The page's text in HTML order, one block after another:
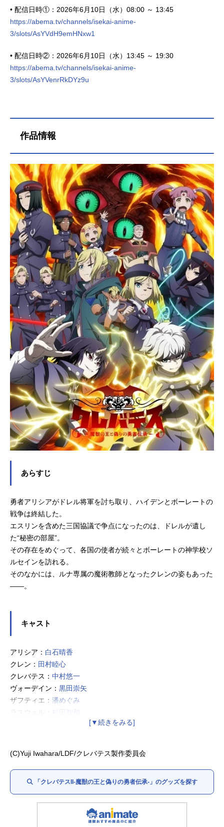
• 配信日時①：2026年6月10日（水）08:00 ～ 13:45
https://abema.tv/channels/isekai-anime-
3/slots/AsYVdH9emHNxw1
• 配信日時②：2026年6月10日（水）13:45 ～ 19:30
https://abema.tv/channels/isekai-anime-
3/slots/AsYVenrRkDYz9u
作品情報
あらすじ
勇者アリシアがドレル将軍を討ち取り、ハイデンとボーレートの
戦争は終結した。
エスリンを含めた三国協議で争点になったのは、ドレルが遺し
た“秘密の部屋”。
その存在をめぐって、各国の使者が続々とボーレートの神学校ソ
ルセインを訪れる。
そのなかには、ルナ専属の魔術教師となったクレンの姿もあった
――。
キャスト
アリシア： 白石晴香
クレン： 田村睦心
クレバテス： 中村悠一
ヴォーデイン： 黒田崇矢
ザフティエ： 潘めぐみ
ラスウェル：
メリーメリー：菊池ゆりな
アンドリュー：橘龍丸
ティゲル：鈴木崚汰
(C)Yuji Iwahara/LDF/クレバテス製作委員会
「クレバテスII-魔獣の王と偽りの勇者伝承-」のグッズを探す